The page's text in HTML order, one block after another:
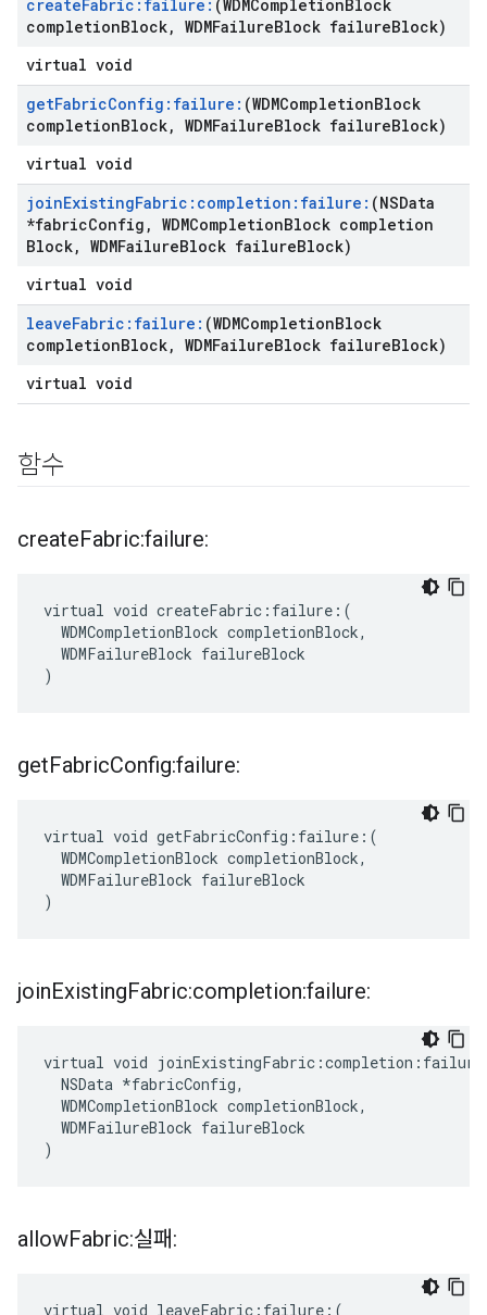
createFabric:failure: (WDMCompletionBlock
completionBlock, WDMFailureBlock failureBlock)
virtual void
getFabricConfig:failure: (WDMCompletionBlock
completionBlock, WDMFailureBlock failureBlock)
virtual void
joinExistingFabric:completion:failure: (NSData
*fabricConfig , WDMCompletionBlock completion
Block, WDMFailureBlock failureBlock)
virtual void
leaveFabric:failure: (WDMCompletionBlock
completionBlock, WDMFailureBlock failureBlock)
virtual void
함수
createFabric:failure:
virtual void createFabric:failure:(
  WDMCompletionBlock completionBlock,
  WDMFailureBlock failureBlock
)
getFabricConfig:failure:
virtual void getFabricConfig:failure:(
  WDMCompletionBlock completionBlock,
  WDMFailureBlock failureBlock
)
joinExistingFabric:completion:failure:
virtual void
  NSData *fabricConfig,
  WDMCompletionBlock completionBlock,
  WDMFailureBlock failureBlock
)
allowFabric:실패:
virtual void leaveFabric:failure:(